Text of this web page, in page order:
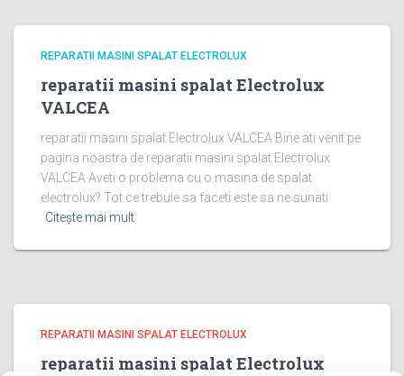
REPARATII MASINI SPALAT ELECTROLUX
reparatii masini spalat Electrolux
VALCEA
reparatii masini spalat Electrolux VALCEA Bine ati venit pe
pagina noastra de reparatii masini spalat Electrolux
VALCEA Aveti o problema cu o masina de spalat
electrolux? Tot ce trebuie sa faceti este sa ne sunati
Citește mai mult
REPARATII MASINI SPALAT ELECTROLUX
reparatii masini spalat Electrolux